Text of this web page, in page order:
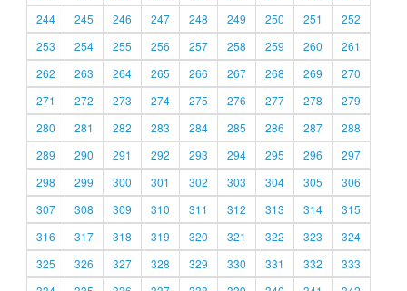
244
245 246 247 248 249 250 251
252
253
254 255 256 257 258 259 260
261
262
263 264 265 266 267 268 269
270
271
272 273 274 275 276 277 278
279
280
281 282 283 284 285 286 287
288
289
290 291 292 293 294 295 296
297
298
299 300 301 302 303 304 305
306
307
308 309 310 311 312 313 314
315
316
317 318 319 320 321 322 323
324
325
326 327 328 329 330 331 332
333